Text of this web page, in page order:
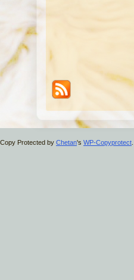
Copy Protected by Chetan's WP-Copyprotect